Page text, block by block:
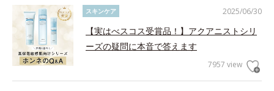
2025/06/30
スキンケア
【実はべスコス受賞品！】アクアニストシリ
ーズの疑問に本音で答えます
7957 view